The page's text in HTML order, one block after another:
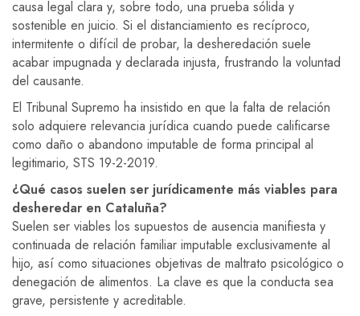
causa legal clara y, sobre todo, una prueba sólida y
sostenible en juicio. Si el distanciamiento es recíproco,
intermitente o difícil de probar, la desheredación suele
acabar impugnada y declarada injusta, frustrando la voluntad
del causante.
El Tribunal Supremo ha insistido en que la falta de relación
solo adquiere relevancia jurídica cuando puede calificarse
como daño o abandono imputable de forma principal al
legitimario, STS 19-2-2019.
¿Qué casos suelen ser jurídicamente más viables para
desheredar en Cataluña?
Suelen ser viables los supuestos de ausencia manifiesta y
continuada de relación familiar imputable exclusivamente al
hijo, así como situaciones objetivas de maltrato psicológico o
denegación de alimentos. La clave es que la conducta sea
grave, persistente y acreditable.